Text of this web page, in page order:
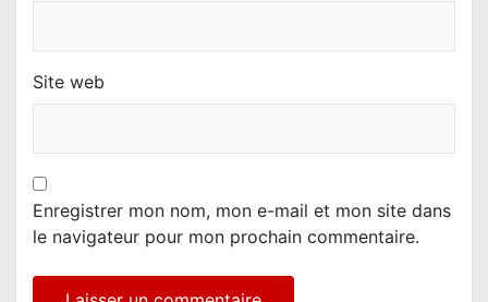
Site web
Enregistrer mon nom, mon e-mail et mon site dans
le navigateur pour mon prochain commentaire.